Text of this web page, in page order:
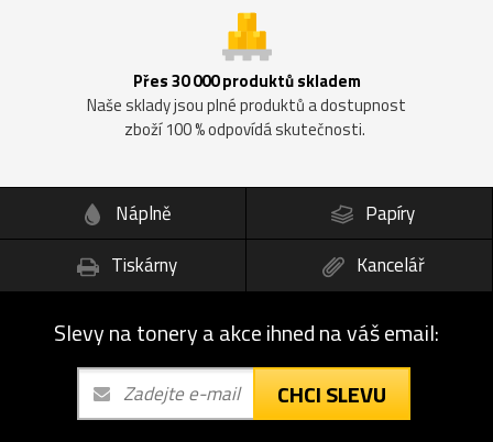
Přes 30 000 produktů skladem
Naše sklady jsou plné produktů a dostupnost
zboží 100 % odpovídá skutečnosti.
Náplně
Papíry
Tiskárny
Kancelář
Slevy na tonery a akce ihned na váš email:
CHCI SLEVU